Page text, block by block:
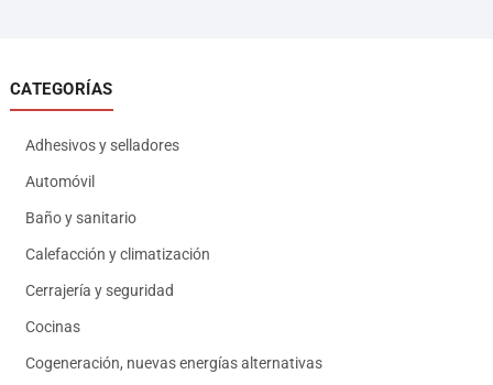
CATEGORÍAS
Adhesivos y selladores
Automóvil
Baño y sanitario
Calefacción y climatización
Cerrajería y seguridad
Cocinas
Cogeneración, nuevas energías alternativas